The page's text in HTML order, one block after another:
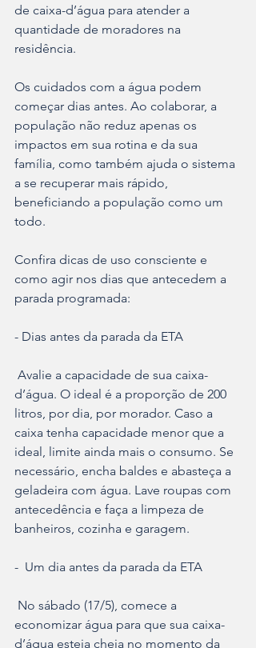
de caixa-d’água para atender a
quantidade de moradores na
residência.
Os cuidados com a água podem
começar dias antes. Ao colaborar, a
população não reduz apenas os
impactos em sua rotina e da sua
família, como também ajuda o sistema
a se recuperar mais rápido,
beneficiando a população como um
todo.
Confira dicas de uso consciente e
como agir nos dias que antecedem a
parada programada:
- Dias antes da parada da ETA
d’água. O ideal é a proporção de 200
litros, por dia, por morador. Caso a
caixa tenha capacidade menor que a
ideal, limite ainda mais o consumo. Se
necessário, encha baldes e abasteça a
geladeira com água. Lave roupas com
antecedência e faça a limpeza de
banheiros, cozinha e garagem.
-  Um dia antes da parada da ETA
economizar água para que sua caixa-
d’água esteja cheia no momento da